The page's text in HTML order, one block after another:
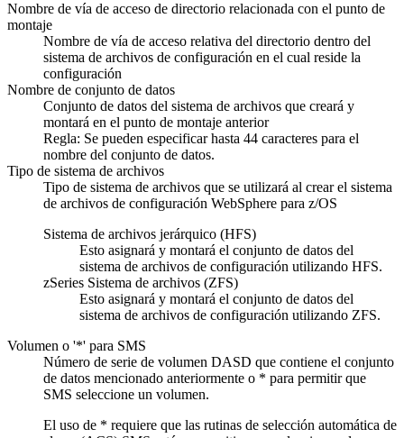
Nombre de vía de acceso de directorio relacionada con el punto de
montaje
Nombre de vía de acceso relativa del directorio dentro del
sistema de archivos de configuración en el cual reside la
configuración
Nombre de conjunto de datos
Conjunto de datos del sistema de archivos que creará y
montará en el punto de montaje anterior
Regla: Se pueden especificar hasta 44 caracteres para el
nombre del conjunto de datos.
Tipo de sistema de archivos
Tipo de sistema de archivos que se utilizará al crear el sistema
de archivos de configuración WebSphere para z/OS
Sistema de archivos jerárquico (HFS)
Esto asignará y montará el conjunto de datos del
sistema de archivos de configuración utilizando HFS.
zSeries Sistema de archivos (ZFS)
Esto asignará y montará el conjunto de datos del
sistema de archivos de configuración utilizando ZFS.
Volumen o '*' para SMS
Número de serie de volumen DASD que contiene el conjunto
de datos mencionado anteriormente o * para permitir que
SMS seleccione un volumen.
El uso de * requiere que las rutinas de selección automática de